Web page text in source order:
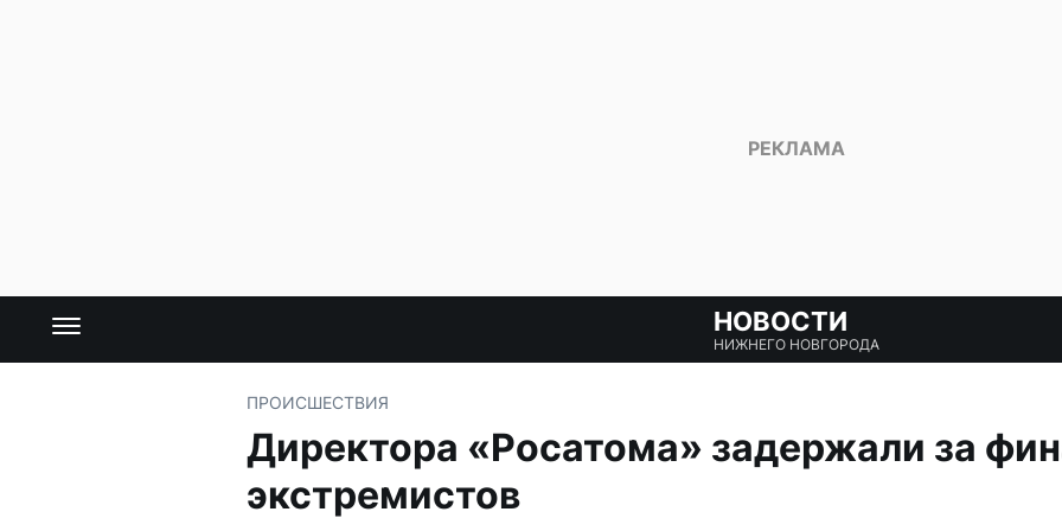
НОВОСТИ
НИЖНЕГО НОВГОРОДА
ПРОИСШЕСТВИЯ
Директора «Росатома» задержали за
экстремистов